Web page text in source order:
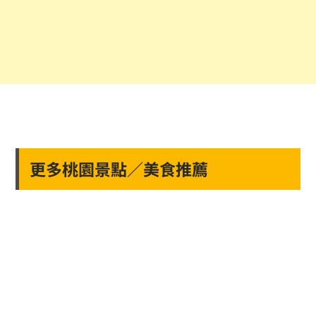
更多桃園景點／美食推薦